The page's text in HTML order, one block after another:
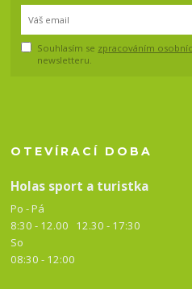
Souhlasím se zpracováním
newsletteru.
OTEVÍRACÍ DOBA
Holas sport a turistka
Po - Pá
8:30 - 12.00 12.30 - 17:30
So
08:30 - 12:00